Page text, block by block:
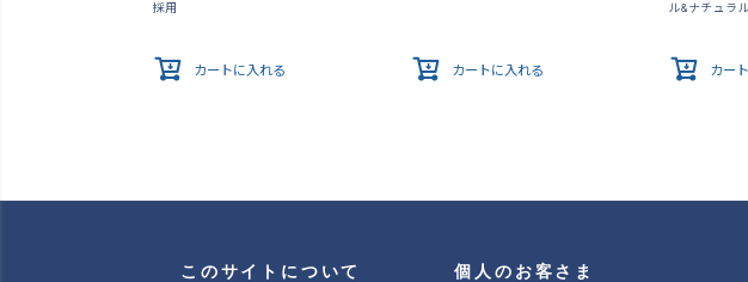
採用
カートに入れる カートに入れる
ル&ナチュラ
カー
このサイトについて 個人のお客さま